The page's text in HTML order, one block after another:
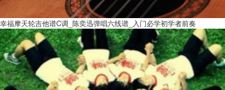
幸福摩天轮吉他谱C调_陈奕迅弹唱六线谱_入门必学初学者前奏